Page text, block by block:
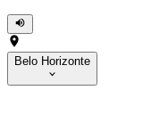
Belo Horizonte